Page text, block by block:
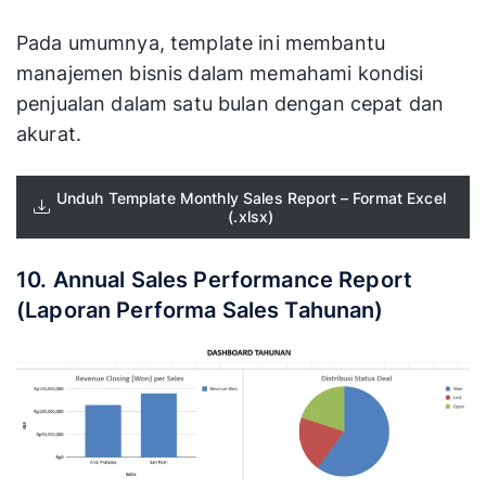
Pada umumnya, template ini membantu
manajemen bisnis dalam memahami kondisi
penjualan dalam satu bulan dengan cepat dan
akurat.
Unduh Template Monthly Sales Report – Format Excel
(.xlsx)
10. Annual Sales Performance Report
(Laporan Performa Sales Tahunan)